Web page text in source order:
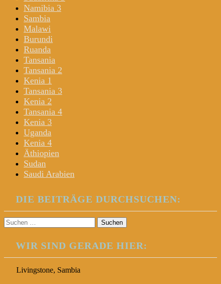
Namibia 3
Sambia
Malawi
Burundi
Ruanda
Tansania
Tansania 2
Kenia 1
Tansania 3
Kenia 2
Tansania 4
Kenia 3
Uganda
Kenia 4
Äthiopien
Sudan
Saudi Arabien
DIE BEITRÄGE DURCHSUCHEN:
Suchen
nach:
WIR SIND GERADE HIER:
Livingstone, Sambia